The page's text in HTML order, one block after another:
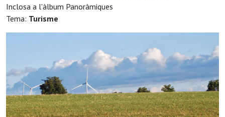
Inclosa a l'àlbum Panoràmiques
Tema: Turisme